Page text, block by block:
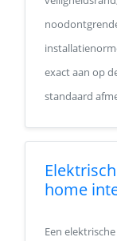
exact aan op
standaard
home
Een